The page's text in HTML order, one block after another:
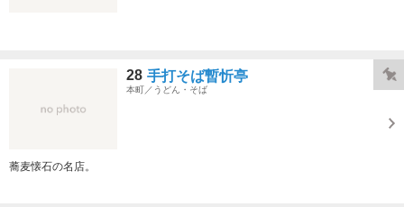
28 手打そば暫忻亭
本町／うどん・そば
蕎麦懐石の名店。